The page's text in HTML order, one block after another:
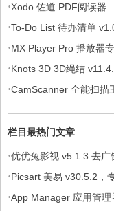
·Xodo 佐道 PDF阅读器
·To-Do List 待办清单
软件，解锁专业版
·MX Player Pro 播放器
·Knots 3D 3D绳结
·CamScanner 全能扫描
栏目最热门文章
·优优兔影视 v5.1.3 去广
·Picsart 美易 v30.5.2，
·App Manager 应用管理